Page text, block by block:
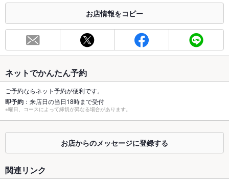
合わせください。
お席
容人数
個室 なし
座敷 なし
掘りごたつ なし
カウンター あり ：総本店：6席/2号店：10席
ソファー
お店情報をコピー
ネットでかんたん予約
ご予約ならネット予約が便利です。
即予約 ：来店日の当日18時まで受付
※曜日、コースによって締切が異なる場合があります。
お店からのメッセージに登録する
関連リンク